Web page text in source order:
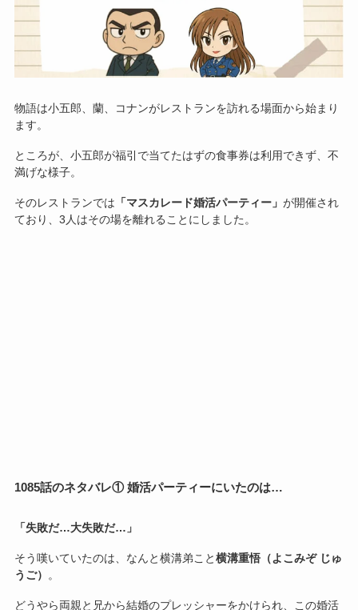
物語は小五郎、蘭、コナンがレストランを訪れる場面から始まり
ます。
ところが、小五郎が福引で当てたはずの食事券は利用できず、不
満げな様子。
そのレストランでは 「マスカレード婚活パーティー」 が開催され
ており、3人はその場を離れることにしました。
1085話のネタバレ① 婚活パーティーにいたのは…
「失敗だ…大失敗だ…」
そう嘆いていたのは、なんと横溝弟こと横溝重悟（よこみぞ じゅ
うご） 。
どうやら両親と兄から結婚のプレッシャーをかけられ、この婚活